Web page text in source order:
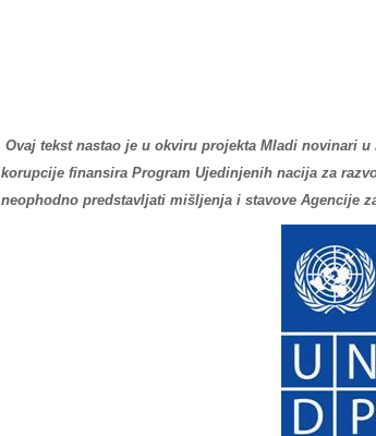
Ovaj tekst nastao je u okviru projekta Mladi novinari
korupcije finansira Program Ujedinjenih nacija za
neophodno predstavljati mišljenja i stavove Agencije